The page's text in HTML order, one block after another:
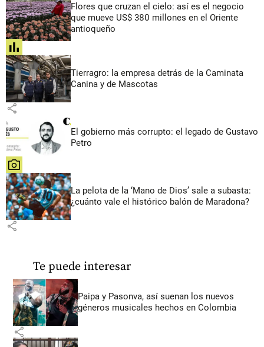
Flores que cruzan el cielo: así es el negocio
que mueve US$ 380 millones en el Oriente
antioqueño
share
Tierragro: la empresa detrás de la Caminata
Canina y de Mascotas
share
El gobierno más corrupto: el legado de Gustavo
Petro
share
La pelota de la ‘Mano de Dios’ sale a subasta:
¿cuánto vale el histórico balón de Maradona?
share
Te puede interesar
Paipa y Pasonva, así suenan los nuevos
géneros musicales hechos en Colombia
share